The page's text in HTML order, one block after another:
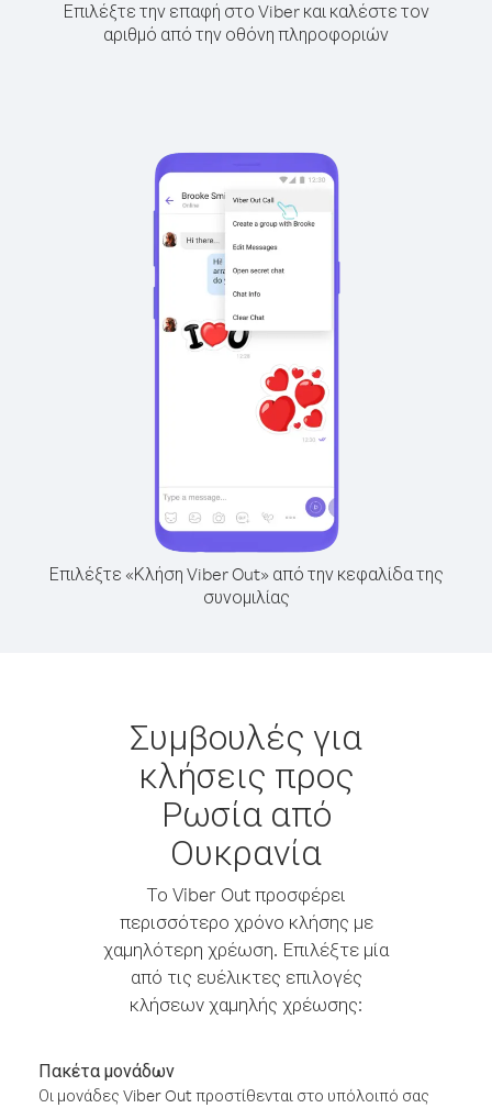
Επιλέξτε την επαφή στο Viber και καλέστε τον
αριθμό από την οθόνη πληροφοριών
Επιλέξτε «Κλήση Viber Out» από την κεφαλίδα της
συνομιλίας
Συμβουλές για
κλήσεις προς
Ρωσία από
Ουκρανία
Το Viber Out προσφέρει
περισσότερο χρόνο κλήσης με
χαμηλότερη χρέωση. Επιλέξτε μία
από τις ευέλικτες επιλογές
κλήσεων χαμηλής χρέωσης:
Πακέτα μονάδων
Οι μονάδες Viber Out προστίθενται στο υπόλοιπό σας